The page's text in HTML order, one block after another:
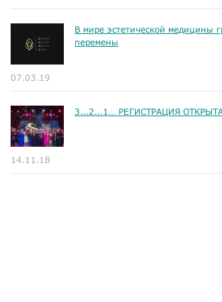
В мире эстетической медицины
перемены
07.03.19
3...2...1… РЕГИСТРАЦИЯ
14.11.18